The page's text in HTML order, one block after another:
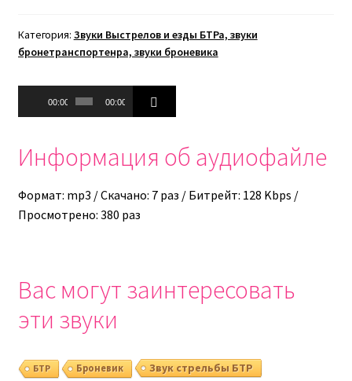
Категория: Звуки Выстрелов и езды БТРа, звуки
бронетранспортенра, звуки броневика
Аудиоплеер
00:00 00:00
Информация об аудиофайле
Формат: mp3 / Скачано: 7 раз / Битрейт: 128 Kbps /
Просмотрено: 380 раз
Вас могут заинтересовать
эти звуки
БТР Броневик Звук стрельбы БТР